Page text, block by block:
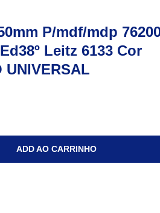
P/mdf/mdp
Leitz 6133 Cor
UNIVERSAL
ADD AO CARRINHO